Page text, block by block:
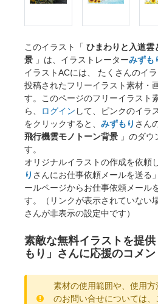
このイラスト「 ひまわりと入道雲
景 」は、イラストレーターみずも
イラストACには、 たくさんのイ
投稿されたフリーイラスト素材・
す。このページのフリーイラスト
ら、
ログイン して、ピンクのイラ
をクリックすると、 みずもり さん
飛行機雲モノトーン背景 」のダウ
す。
オリジナルイラストの作成を依頼
り さんにお仕事依頼メールを送る
ールページからお仕事依頼メール
す。（リンクが表示されていない
さんが非表示の設定中です）
素敵な無料イラストを提
もり」さんに応援のコメン
素材の使用範囲や、使用
のお問い合せについては、